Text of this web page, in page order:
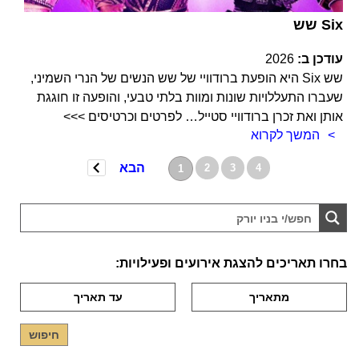
שש Six
עודכן ב: 2026
שש Six היא הופעת ברודוויי של שש הנשים של הנרי השמיני,
שעברו התעללויות שונות ומוות בלתי טבעי, והופעה זו חוגגת
אותן ואת זכרן ברודוויי סטייל… לפרטים וכרטיסים >>>
המשך לקרוא
1 2 3 4 הבא
בחרו תאריכים להצגת אירועים ופעילויות: